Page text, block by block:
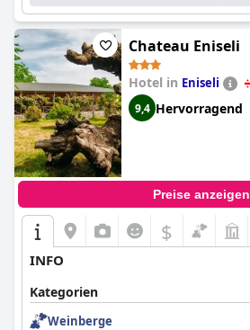
Chateau Eniseli
Hotel in Eniseli
9,4 Hervorragend
Preise anzeigen
$
INFO
Kategorien
Weinberge